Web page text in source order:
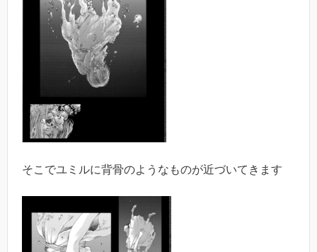
そこでユミルに背骨のようなものが近づいてきます